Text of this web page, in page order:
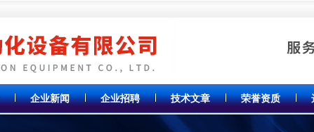
企业新闻 企业招聘 技术文章 荣誉资质